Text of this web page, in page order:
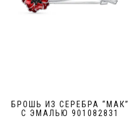
БРОШЬ ИЗ СЕРЕБРА “МАК”
С ЭМАЛЬЮ 901082831